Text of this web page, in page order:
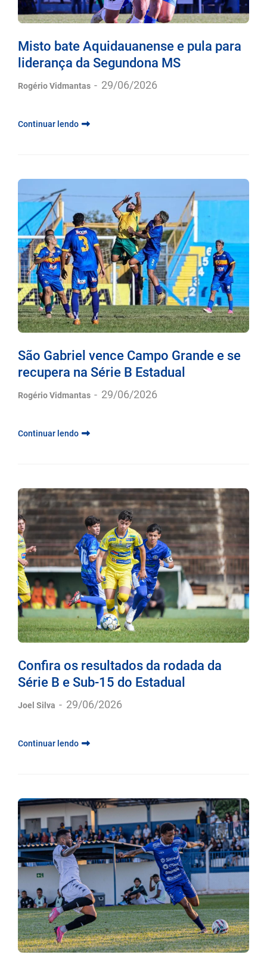
Misto bate Aquidauanense e pula para
liderança da Segundona MS
Rogério Vidmantas - 29/06/2026
Continuar lendo
São Gabriel vence Campo Grande e se
recupera na Série B Estadual
Rogério Vidmantas - 29/06/2026
Continuar lendo
Confira os resultados da rodada da
Série B e Sub-15 do Estadual
Joel Silva - 29/06/2026
Continuar lendo